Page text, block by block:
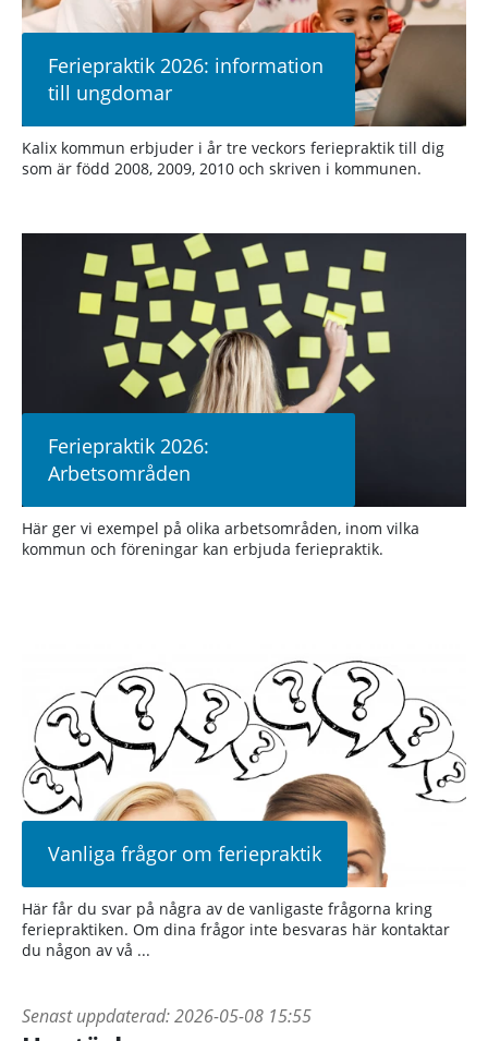
Feriepraktik 2026: information
till ungdomar
Kalix kommun erbjuder i år tre veckors feriepraktik till dig
som är född 2008, 2009, 2010 och skriven i kommunen.
Feriepraktik 2026:
Arbetsområden
Här ger vi exempel på olika arbetsområden, inom vilka
kommun och föreningar kan erbjuda feriepraktik.
Vanliga frågor om feriepraktik
Här får du svar på några av de vanligaste frågorna kring
feriepraktiken. Om dina frågor inte besvaras här kontaktar
du någon av vå ...
Senast uppdaterad:2026-05-08 15:55